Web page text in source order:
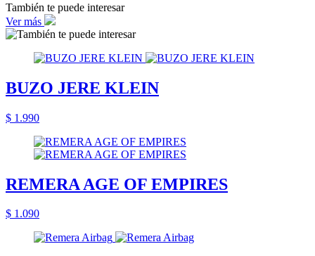
También te puede interesar
Ver más
BUZO JERE KLEIN
$ 1.990
REMERA AGE OF EMPIRES
$ 1.090